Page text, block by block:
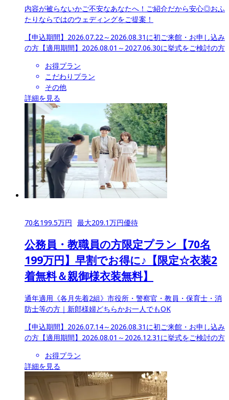
内容が被らないかご不安なあなたへ！ご紹介だから安心◎おふ
たりならではのウェディングをご提案！
【申込期間】 2026.07.22～2026.08.31に初ご来館・お申し込み
の方 【適用期間】 2026.08.01～2027.06.30に挙式をご検討の方
お得プラン
こだわりプラン
その他
詳細を見る
70名199.5万円 最大209.1万円優待
公務員・教職員の方限定プラン【70名
199万円】早割でお得に♪【限定☆衣装2
着無料＆親御様衣装無料】
通年適用《各月先着2組》市役所・警察官・教員・保育士・消
防士等の方｜新郎様婦どちらかお一人でもOK
【申込期間】 2026.07.14～2026.08.31に初ご来館・お申し込み
の方 【適用期間】 2026.08.01～2026.12.31に挙式をご検討の方
お得プラン
詳細を見る